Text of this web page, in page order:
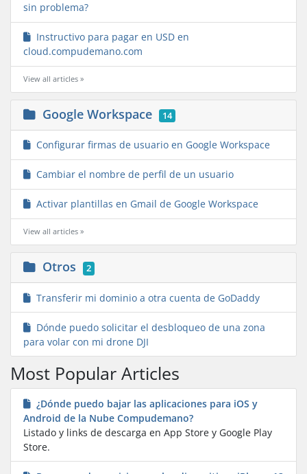
sin problema?
Instructivo para pagar en USD en
cloud.compudemano.com
View all articles »
Google Workspace 14
Configurar firmas de usuario en Google Workspace
Cambiar el nombre de perfil de un usuario
Activar plantillas en Gmail de Google Workspace
View all articles »
Otros 2
Transferir mi dominio a otra cuenta de GoDaddy
Dónde puedo solicitar el desbloqueo de una zona
para volar con mi drone DJI
Most Popular Articles
¿Dónde puedo bajar las aplicaciones para iOS y
Android de la Nube Compudemano?
Listado y links de descarga en App Store y Google Play
Store.